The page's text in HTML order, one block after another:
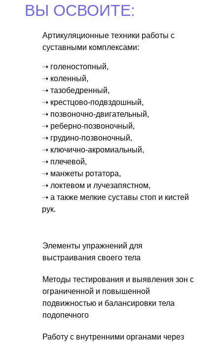
ВЫ ОСВОИТЕ:
Артикуляционные техники работы с
суставными комплексами:
➝ голеностопный,
➝ коленный,
➝ тазобедренный,
➝ крестцово-подвздошный,
➝ позвоночно-двигательный,
➝ реберно-позвоночный,
➝ грудино-позвоночный,
➝ ключично-акромиальный,
➝ плечевой,
➝ манжеты ротатора,
➝ локтевом и лучезапястном,
➝ а также мелкие суставы стоп и кистей
рук.
Элементы упражнений для
выстраивания своего тела
Методы тестирования и выявления зон с
ограниченной и повышенной
подвижностью и балансировки тела
подопечного
Работу с внутренними органами через